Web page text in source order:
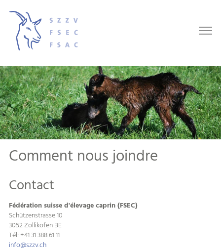
Comment nous joindre
Contact
Fédération suisse d'élevage caprin (FSEC)
Schützenstrasse 10
3052 Zollikofen BE
Tél: +41 31 388 61 11
info szzv.ch